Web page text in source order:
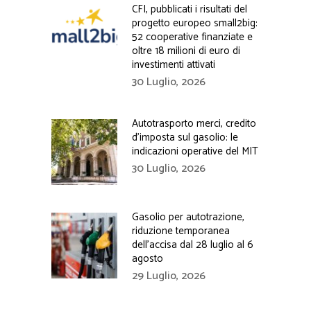
CFI, pubblicati i risultati del
progetto europeo small2big:
52 cooperative finanziate e
oltre 18 milioni di euro di
investimenti attivati
30 Luglio, 2026
Autotrasporto merci, credito
d’imposta sul gasolio: le
indicazioni operative del MIT
30 Luglio, 2026
Gasolio per autotrazione,
riduzione temporanea
dell’accisa dal 28 luglio al 6
agosto
29 Luglio, 2026